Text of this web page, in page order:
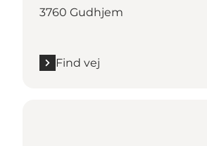
3760 Gudhjem
Find vej